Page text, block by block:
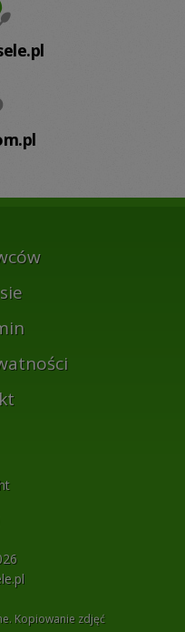
Kopiowanie zdjęć